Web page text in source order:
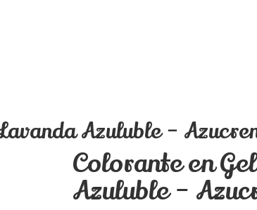
Azuluble –
Colorante en
Azuluble –